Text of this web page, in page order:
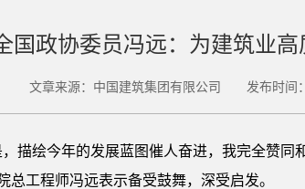
国政协委员冯远：为建筑业
文章来源：中国建筑集团有限公司 发布时间
描绘今年的发展蓝图催人奋进，我完全赞同
工程师冯远表示备受鼓舞，深受启发。